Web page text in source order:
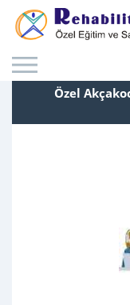
Özel